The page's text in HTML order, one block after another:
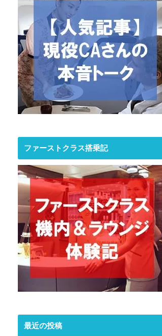
ファーストクラス搭乗記
最近の投稿